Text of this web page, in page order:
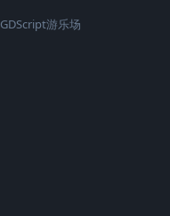
GDScript游乐场